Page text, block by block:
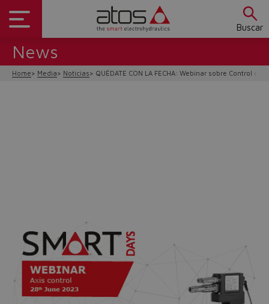
Buscar
News
Home Media Noticias QUÉDATE CON LA FECHA: Webinar sobre Control de